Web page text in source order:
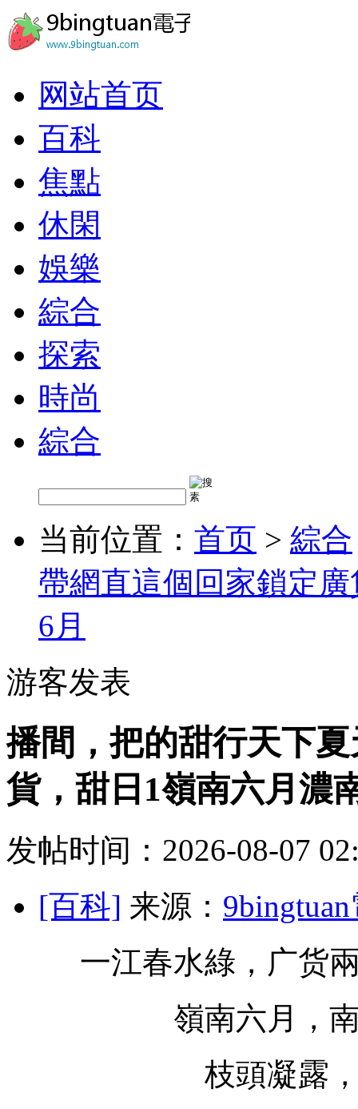
网站首页
百科
焦點
休閑
娛樂
綜合
探索
時尚
綜合
当前位置： 首页 > 綜合
帶網直這個回家鎖定
6月
游客发表
播間，把的甜行天下
貨，甜日1嶺南六月濃
发帖时间：2026-08-07
[百科] 来源：
一江春水綠，广货
嶺南六月，
枝頭凝露